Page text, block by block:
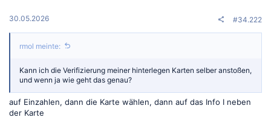
:
30.05.2026 #34.222
rmol meinte:
Kann ich die Verifizierung meiner hinterlegen Karten selber anstoßen,
und wenn ja wie geht das genau?
auf Einzahlen, dann die Karte wählen, dann auf das Info I neben
der Karte